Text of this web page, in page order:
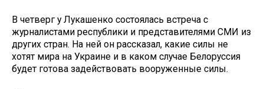
В четверг у Лукашенко состоялась встреча с
журналистами республики и представителями СМИ из
других стран. На ней он рассказал, какие силы не
хотят мира на Украине и в каком случае Белоруссия
будет готова задействовать вооруженные силы.